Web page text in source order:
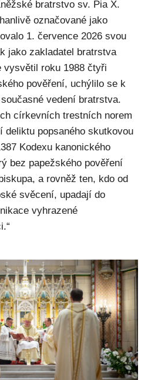
bratrstvo sv. Pia X.
označované jako
1. července 2026 svou
jako zakladatel bratrstva
vysvětil roku 1988 čtyři
pověření, uchýlilo se k
vedení bratrstva.
církevních trestních norem
deliktu popsaného skutkovou
Kodexu kanonického
bez papežského pověření
a rovněž ten, kdo od
svěcení, upadají do
vyhrazené